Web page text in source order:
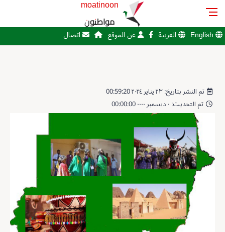
moatinoon
مواطنون
English العربية عن الموقع اتصال
تم النشر بتاريخ: ٢٣ يناير ٢٠٢٤ 00:59:20
تم التحديث: ٠ ديسمبر ٠٠٠٠ 00:00:00